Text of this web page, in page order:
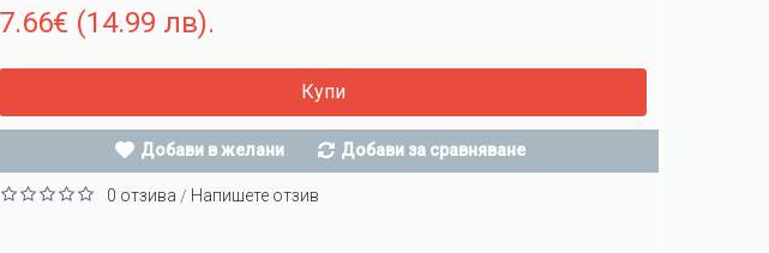
7.66€ (14.99 лв).
Купи
Добави в желани Добави за сравняване
0 отзива / Напишете отзив